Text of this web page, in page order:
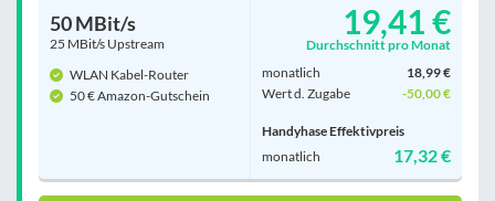
50 MBit/s
25 MBit/s Upstream
WLAN Kabel-Router
50 € Amazon-Gutschein
19,41 €
Durchschnitt pro Monat
monatlich
18,99 €
Wert d. Zugabe
-50,00 €
Handyhase Effektivpreis
monatlich
17,32 €